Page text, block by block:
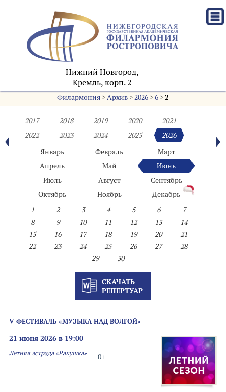
Нижний Новгород,
Кремль, корп. 2
Филармония>Архив>2026>6>2
2017 2018 2019 2020
2021
2022
2023 2024 2025
2026
Январь
Февраль
Март
Апрель
Май
Июнь
Июль
Август
Сентябрь
Октябрь
Ноябрь
Декабрь
1
2 3 4 5 6
7
8
9 10 11 12 13
14
15
16 17 18 19 20
21
22
23 24 25 26 27
28
29
30
СКАЧАТЬ
РЕПЕРТУАР
V ФЕСТИВАЛЬ «МУЗЫКА НАД ВОЛГОЙ»
21 июня 2026 в 19:00
0+
Летняя эстрада «Ракушка»